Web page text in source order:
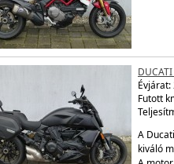
Évjárat:
Futott
A
kiváló